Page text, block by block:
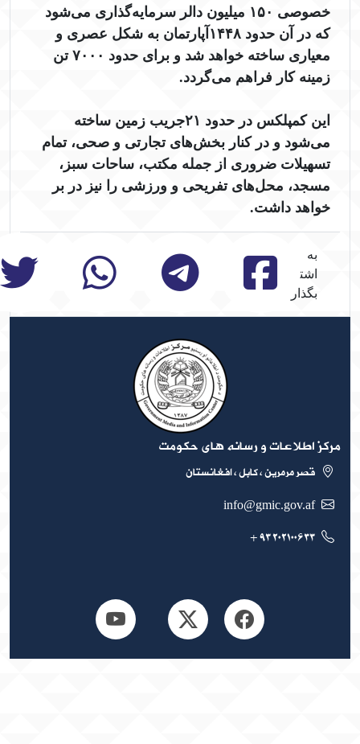
خصوصی ۱۵۰ میلیون دالر سرمایه‌گذاری می‌شود
که در آن حدود ۱۴۴۸آپارتمان به شکل عصری و
معیاری ساخته خواهد شد و برای حدود ۷۰۰۰ تن
زمینه کار فراهم می‌گردد.
این کمپلکس در حدود ۲۱جریب زمین ساخته
می‌شود و در کنار بخش‌های تجارتی و صحی، تمام
تسهیلات ضروری از جمله مکتب، ساحات سبز،
مسجد، محل‌های تفریحی و ورزشی را نیز در بر
خواهد داشت.
اشتراک
بگذارید
مرکز اطلاعات و رسانه های حکومت
قصر مرمرین ، کابل ، افغانستان
info@gmic.gov.af
۲۰۲۱۰۰۶۳۳ ۹۳ +